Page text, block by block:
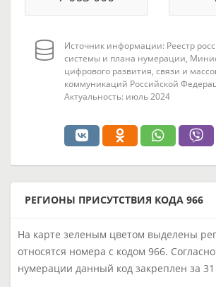
Источник информации: Реестр
системы и плана нумерации,
цифрового развития, связи и
коммуникаций Российской
Актуальность: июль 2024
РЕГИОНЫ ПРИСУТСТВИЯ КОДА 966
На карте зеленым цветом выделены
относятся номера с кодом 966.
нумерации данный код закреплен за